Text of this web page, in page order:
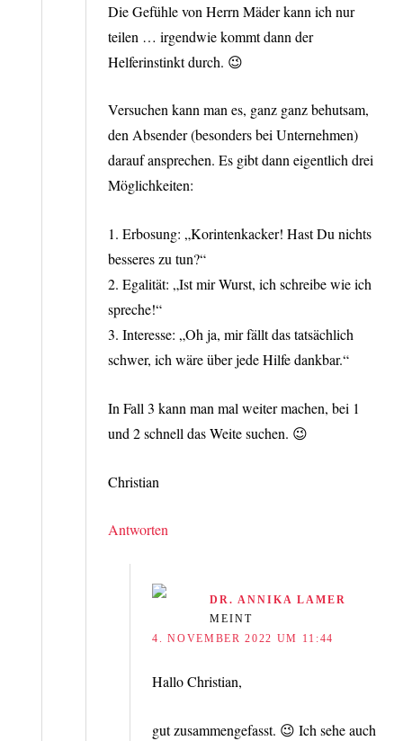
Die Gefühle von Herrn Mäder kann ich nur
teilen … irgendwie kommt dann der
Helferinstinkt durch. 😉
Versuchen kann man es, ganz ganz behutsam,
den Absender (besonders bei Unternehmen)
darauf ansprechen. Es gibt dann eigentlich drei
Möglichkeiten:
1. Erbosung: „Korintenkacker! Hast Du nichts
besseres zu tun?“
2. Egalität: „Ist mir Wurst, ich schreibe wie ich
spreche!“
3. Interesse: „Oh ja, mir fällt das tatsächlich
schwer, ich wäre über jede Hilfe dankbar.“
In Fall 3 kann man mal weiter machen, bei 1
und 2 schnell das Weite suchen. 😉
Christian
Antworten
DR. ANNIKA LAMER
MEINT
4. NOVEMBER 2022 UM 11:44
Hallo Christian,
gut zusammengefasst. 😉 Ich sehe auch